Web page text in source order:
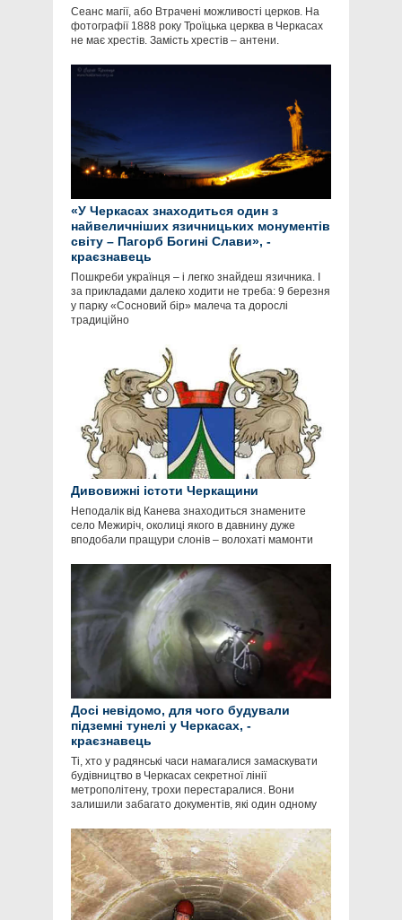
Сеанс магії, або Втрачені можливості церков. На
фотографії 1888 року Троїцька церква в Черкасах
не має хрестів. Замість хрестів – антени.
«У Черкасах знаходиться один з
найвеличніших язичницьких монументів
світу – Пагорб Богині Слави», -
краєзнавець
Пошкреби українця – і легко знайдеш язичника. І
за прикладами далеко ходити не треба: 9 березня
у парку «Сосновий бір» малеча та дорослі
традиційно
Дивовижні істоти Черкащини
Неподалік від Канева знаходиться знамените
село Межиріч, околиці якого в давнину дуже
вподобали пращури слонів – волохаті мамонти
Досі невідомо, для чого будували
підземні тунелі у Черкасах, -
краєзнавець
Ті, хто у радянські часи намагалися замаскувати
будівництво в Черкасах секретної лінії
метрополітену, трохи перестаралися. Вони
залишили забагато документів, які один одному